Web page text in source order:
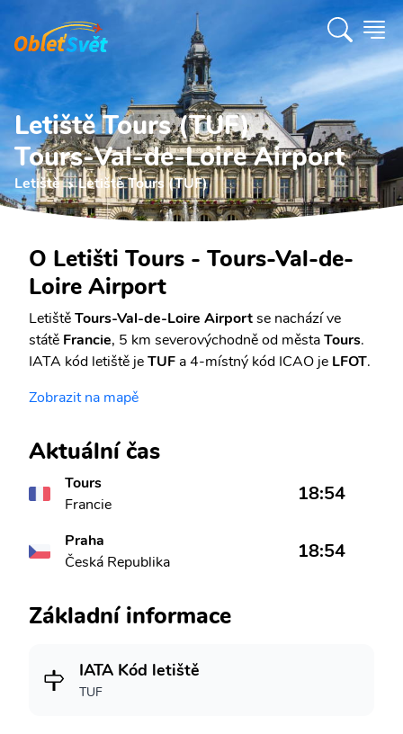
Letiště Tours (TUF)
Tours-Val-de-Loire Airport
Letiště Letiště Tours (TUF)
O Letišti Tours - Tours-Val-de-
Loire Airport
LetištěTours-Val-de-Loire Airportse nachází ve
státě Francie, 5 km severovýchodně od městaTours.
IATA kód letiště jeTUF a 4-místný kód ICAO je LFOT.
Zobrazit na mapě
Aktuální čas
Tours
Francie
18:54
Praha
Česká Republika
18:54
Základní informace
IATA Kód letiště
TUF